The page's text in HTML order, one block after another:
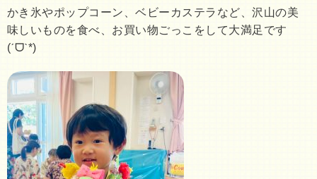
かき氷やポップコーン、ベビーカステラなど、沢山の美
味しいものを食べ、お買い物ごっこをして大満足です
(ˊᗜˋ*)